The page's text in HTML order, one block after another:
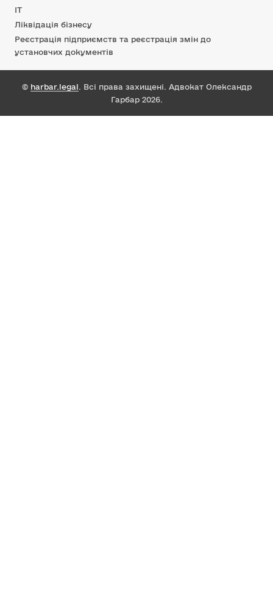
IT
Ліквідація бізнесу
Реєстрація підприємств та реєстрація змін до
установчих документів
© harbar.legal . Всі права захищені. Адвокат Олександр
Гарбар 2026.